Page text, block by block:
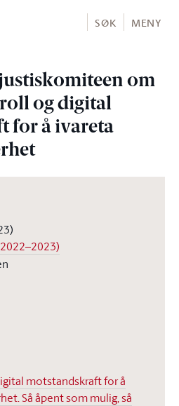
SØK MENY
om
og digital
for å ivareta
motstandskraft for å
Så åpent som mulig, så